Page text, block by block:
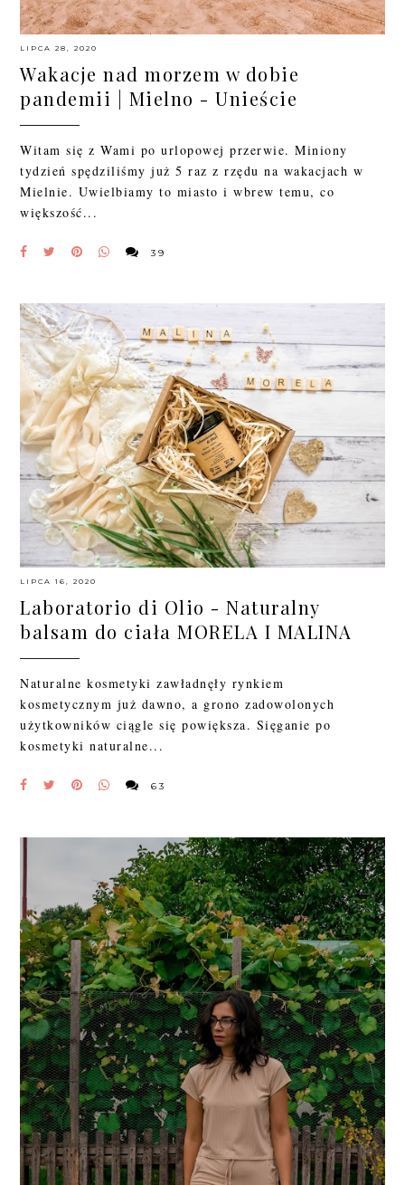
LIPCA 28, 2020
Wakacje nad morzem w dobie
pandemii | Mielno - Unieście
Witam się z Wami po urlopowej przerwie. Miniony
tydzień spędziliśmy już 5 raz z rzędu na wakacjach w
Mielnie. Uwielbiamy to miasto i wbrew temu, co
większość...
39
LIPCA 16, 2020
Laboratorio di Olio - Naturalny
balsam do ciała MORELA I MALINA
Naturalne kosmetyki zawładnęły rynkiem
kosmetycznym już dawno, a grono zadowolonych
użytkowników ciągle się powiększa. Sięganie po
kosmetyki naturalne...
63